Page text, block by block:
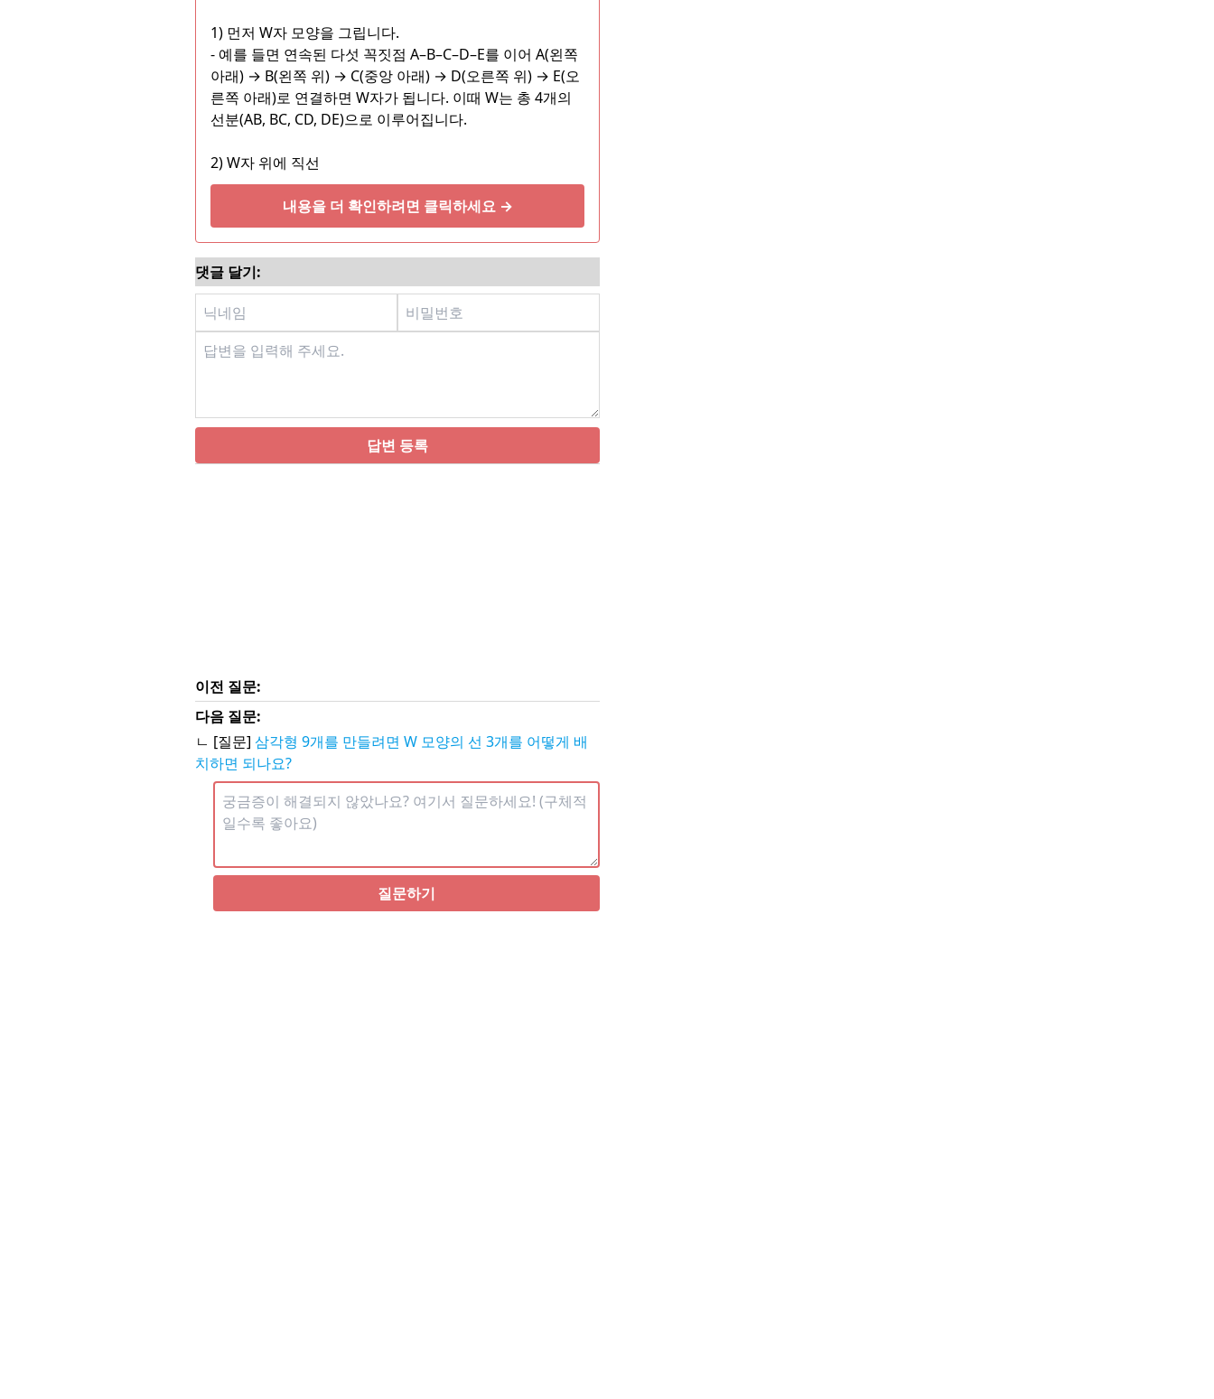
1) 먼저 W자 모양을 그립니다.
- 예를 들면 연속된 다섯 꼭짓점 A–B–C–D–E를 이어 A(왼쪽
아래) → B(왼쪽 위) → C(중앙 아래) → D(오른쪽 위) → E(오
른쪽 아래)로 연결하면 W자가 됩니다. 이때 W는 총 4개의
선분(AB, BC, CD, DE)으로 이루어집니다.
2) W자 위에 직선
내용을 더 확인하려면 클릭하세요 →
댓글 달기:
답변 등록
이전 질문:
다음 질문:
ㄴ [질문] 삼각형 9개를 만들려면 W 모양의 선 3개를 어떻게 배
치하면 되나요?
질문하기